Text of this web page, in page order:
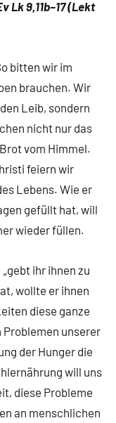
Lk 9,11b–17 (Lekt
bitten wir im
brauchen. Wir
Leib, sondern
nicht nur das
vom Himmel.
feiern wir
Lebens. Wie er
gefüllt hat, will
wieder füllen.
ihr ihnen zu
wollte er ihnen
diese ganze
Problemen unserer
der Hunger die
will uns
diese Probleme
an menschlichen